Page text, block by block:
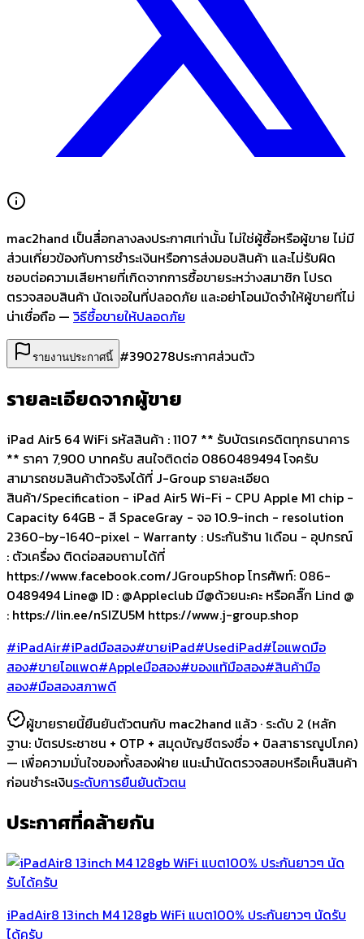
mac2hand เป็นสื่อกลางลงประกาศเท่านั้น ไม่ใช่ผู้ซื้อหรือผู้ขาย ไม่มี
ส่วนเกี่ยวข้องกับการชำระเงินหรือการส่งมอบสินค้า และไม่รับผิด
ชอบต่อความเสียหายที่เกิดจากการซื้อขายระหว่างสมาชิก โปรด
ตรวจสอบสินค้า นัดเจอในที่ปลอดภัย และอย่าโอนมัดจำให้ผู้ขายที่ไม่
น่าเชื่อถือ — วิธีซื้อขายให้ปลอดภัย
รายงานประกาศนี้ #390278ประกาศส่วนตัว
รายละเอียดจากผู้ขาย
iPad Air5 64 WiFi รหัสสินค้า : 1107 ** รับบัตรเครดิตทุกธนาคาร
** ราคา 7,900 บาทครับ สนใจติดต่อ 0860489494 โจครับ
สามารถชมสินค้าตัวจริงได้ที่ J-Group รายละเอียด
สินค้า/Specification - iPad Air5 Wi-Fi - CPU Apple M1 chip -
Capacity 64GB - สี SpaceGray - จอ 10.9-inch - resolution
2360-by-1640-pixel - Warranty : ประกันร้าน 1เดือน - อุปกรณ์
: ตัวเครื่อง ติดต่อสอบถามได้ที่
https://www.facebook.com/JGroupShop โทรศัพท์: 086-
0489494 Line@ ID : @Appleclub มี@ด้วยนะคะ หรือคลิ๊ก Lind @
: https://lin.ee/nSIZU5M https://www.j-group.shop
#iPadAir#iPadมือสอง#ขายiPad#UsediPad#ไอแพดมือ
สอง#ขายไอแพด#Appleมือสอง#ของแท้มือสอง#สินค้ามือ
สอง#มือสองสภาพดี
ผู้ขายรายนี้ยืนยันตัวตนกับ mac2hand แล้ว · ระดับ 2 (หลัก
ฐาน: บัตรประชาชน + OTP + สมุดบัญชีตรงชื่อ + บิลสาธารณูปโภค)
— เพื่อความมั่นใจของทั้งสองฝ่าย แนะนำนัดตรวจสอบหรือเห็นสินค้า
ก่อนชำระเงินระดับการยืนยันตัวตน
ประกาศที่คล้ายกัน
iPadAir8 13inch M4 128gb WiFi แบต100% ประกันยาวๆ นัดรับ
ได้ครับ